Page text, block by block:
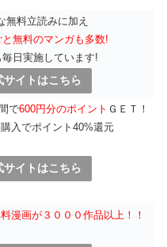
無料立読みに加え
と無料のマンガも多数!
日実施しています!
サイトはこちら
で600円分のポイント ＧＥＴ！
入でポイント40%還元
サイトはこちら
漫画が３０００作品以上！！